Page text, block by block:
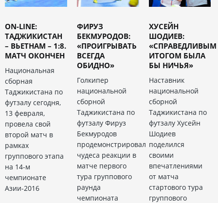
ON-LINE:
ТАДЖИКИСТАН
– ВЬЕТНАМ – 1:8.
МАТЧ ОКОНЧЕН
Национальная
сборная
Таджикистана по
футзалу сегодня,
13 февраля,
провела свой
второй матч в
рамках
группового этапа
на 14-м
чемпионате
Азии-2016
ФИРУЗ
БЕКМУРОДОВ:
«ПРОИГРЫВАТЬ
ВСЕГДА
ОБИДНО»
Голкипер
национальной
сборной
Таджикистана по
футзалу Фируз
Бекмуродов
продемонстрировал
чудеса реакции в
матче первого
тура группового
раунда
чемпионата
ХУСЕЙН
ШОДИЕВ:
«СПРАВЕДЛИВЫМ
ИТОГОМ БЫЛА
БЫ НИЧЬЯ»
Наставник
национальной
сборной
Таджикистана по
футзалу Хусейн
Шодиев
поделился
своими
впечатлениями
от матча
стартового тура
группового